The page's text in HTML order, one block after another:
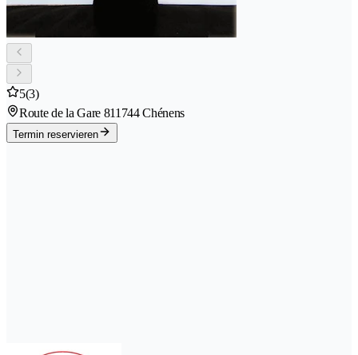
5(3)
Route de la Gare 811744 Chénens
Termin reservieren